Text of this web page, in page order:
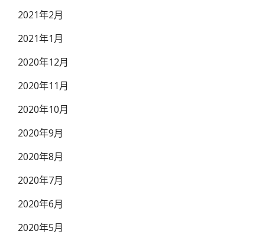
2021年2月
2021年1月
2020年12月
2020年11月
2020年10月
2020年9月
2020年8月
2020年7月
2020年6月
2020年5月